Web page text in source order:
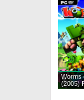
Worms
(2005)